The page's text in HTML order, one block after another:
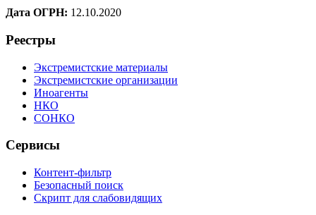
Дата ОГРН: 12.10.2020
Реестры
Экстремистские материалы
Экстремистские организации
Иноагенты
НКО
СОНКО
Сервисы
Контент-фильтр
Безопасный поиск
Скрипт для слабовидящих